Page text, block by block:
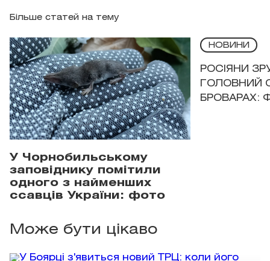
Більше статей на тему
У Чорнобильському
заповіднику помітили
одного з найменших
ссавців України: фото
НОВИНИ
РОСІЯНИ
ГОЛОВНИЙ
БРОВАРАХ:
Може бути цікаво